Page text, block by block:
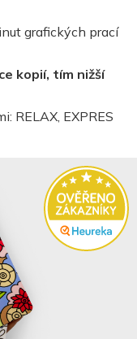
grafických prací
kopií, tím nižší
RELAX, EXPRES